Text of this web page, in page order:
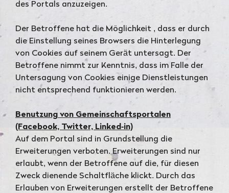
des Portals anzuzeigen.
Der Betroffene hat die Möglichkeit , dass er durch
die Einstellung seines Browsers die Hinterlegung
von Cookies auf seinem Gerät untersagt. Der
Betroffene nimmt zur Kenntnis, dass im Falle der
Untersagung von Cookies einige Dienstleistungen
nicht entsprechend funktionieren werden.
Benutzung von Gemeinschaftsportalen
(Facebook, Twitter, Linked-in)
Auf dem Portal sind in Grundstellung die
Erweiterungen verboten. Erweiterungen sind nur
erlaubt, wenn der Betroffene auf die, für diesen
Zweck dienende Schaltfläche klickt. Durch das
Erlauben von Erweiterungen erstellt der Betroffene